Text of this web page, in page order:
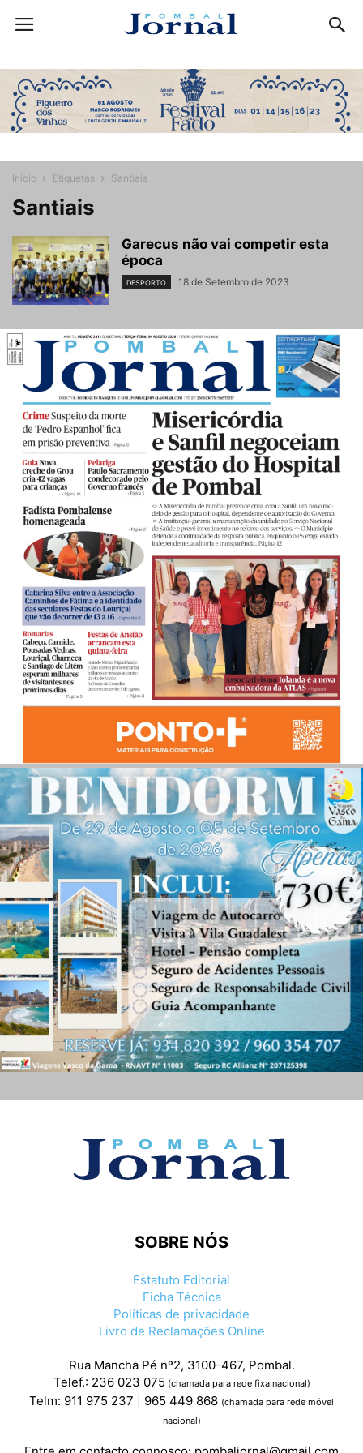
Início Etiquetas Santiais
Santiais
Garecus não vai competir esta
época
DESPORTO 18 de Setembro de 2023
SOBRE NÓS
Estatuto Editorial
Ficha Técnica
Políticas de privacidade
Livro de Reclamações Online
Rua Mancha Pé nº2, 3100-467, Pombal.
Telef.: 236 023 075 (chamada para rede fixa nacional)
Telm: 911 975 237 | 965 449 868 (chamada para rede móvel
nacional)